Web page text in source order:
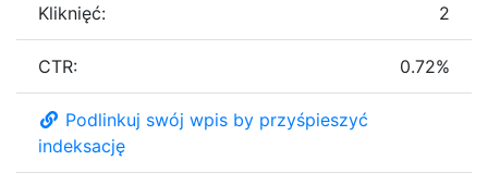
Kliknięć: 2
CTR: 0.72%
Podlinkuj swój wpis by przyśpieszyć
indeksację